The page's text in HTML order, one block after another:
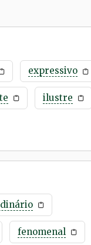
expressivo
ilustre
fenomenal